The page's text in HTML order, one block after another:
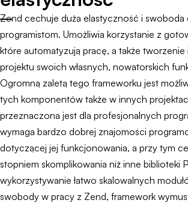
Zend cechuje duża elastyczność i swoboda
programistom. Umożliwia korzystanie z
które automatyzują pracę, a także tworzenie
projektu swoich własnych, nowatorskich
Ogromną zaletą tego frameworku jest
tych komponentów także w innych
przeznaczona jest dla profesjonalnych
wymaga bardzo dobrej znajomości
dotyczącej jej funkcjonowania, a przy tym
stopniem skomplikowania niż inne biblioteki
wykorzystywanie łatwo skalowalnych
swobody w pracy z Zend, framework